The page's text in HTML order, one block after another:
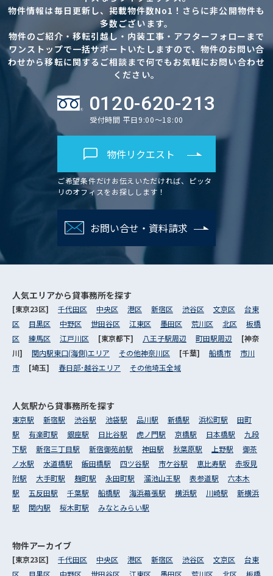
物件情報は毎日更新し、掲載物件数No1！さらに非公開物件も
多数ございます。
物件のご紹介・移転引越し・内装工事・アフターフォローまで
ワンストップで一括サポートいたしますので、物件のお問い合
わせから移転に関するご相談まで何でもお気軽にお問い合わせ
ください。
0120-620-213
受付時間 平日9:00～18:00
物件リクエスト
ご希望条件だけお伝えいただければ、ピッタ
リのオフィスをお探しします！
お問い合せ・資料請求
人気エリアから貸事務所を探す
[東京23区] 千代田区 中央区 港区 新宿区 渋谷区 文京区
台東
区
目黒区 中野区 世田谷区 江東区 墨田区 荒川区 北区
板橋
区
練馬区 江戸川区 [東京都下] 八王子駅周辺 町田駅周辺
[神奈
川] 関内駅東口(海側)エリア その他神奈川区 [千葉] 船橋市
市川
市
[埼玉] 春日部･越谷エリア その他埼玉全域
人気駅から貸事務所を探す
東京駅 新宿駅 渋谷駅 池袋駅 品川駅 新橋駅 浜松町駅
田町
駅
有楽町駅 銀座駅 日比谷駅 虎ノ門駅 京橋駅 日本橋駅
九段
下駅
新宿三丁目駅 新宿御苑前駅 神田駅 秋葉原駅 上野駅
御茶
ノ水駅
水道橋駅 飯田橋駅 四ツ谷駅 市ケ谷駅 恵比寿駅
赤坂見
附駅
大手町駅 麹町駅 永田町駅 溜池山王駅 表参道駅
六本木
駅
五反田駅 千葉駅 船橋駅 海浜幕張駅 横浜駅 川崎駅
新横浜
駅
関内駅 桜木町駅 みなとみらい駅
物件アーカイブ
[東京23区] 千代田区 中央区 港区 新宿区 渋谷区 文京区
台東
区
目黒区 中野区 世田谷区 江東区 墨田区 荒川区 北区 板橋